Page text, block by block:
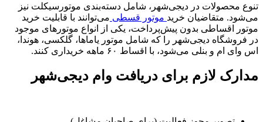
تنوع محصولات در دیجی‌شهر، شامل دسته‌بندی موتورسیکلت نیز
می‌شود. متقاضیان خرید موتور قسطی می‌توانند با قابلیت خرید
موتور اقساطی بدون پیش‌پرداخت، یکی از انواع موتورهای موجود
در فروشگاه دیجی‌شهر را که شامل موتور یاماها، گلکسی، هوندا،
اس وای ام و بنلی می‌شود، با اقساط ۶۰ ماهه خریداری کنند.
مدارک لازم برای دریافت وام دیجی‌شهر